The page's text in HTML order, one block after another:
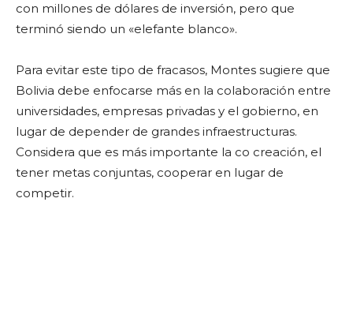
con millones de dólares de inversión, pero que
terminó siendo un «elefante blanco».
Para evitar este tipo de fracasos, Montes sugiere que
Bolivia debe enfocarse más en la colaboración entre
universidades, empresas privadas y el gobierno, en
lugar de depender de grandes infraestructuras.
Considera que es más importante la co creación, el
tener metas conjuntas, cooperar en lugar de
competir.